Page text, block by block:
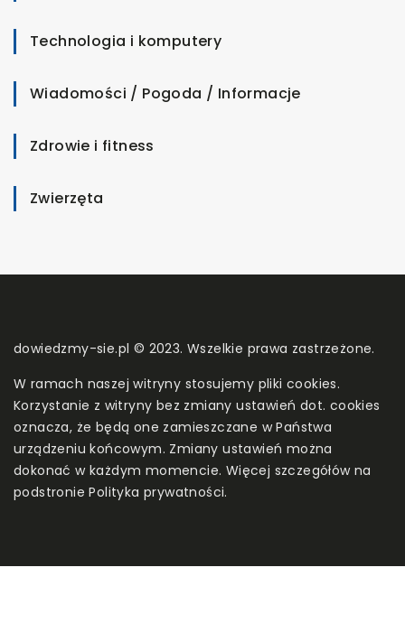
Technologia i komputery
Wiadomości / Pogoda / Informacje
Zdrowie i fitness
Zwierzęta
dowiedzmy-sie.pl © 2023. Wszelkie prawa zastrzeżone.
W ramach naszej witryny stosujemy pliki cookies.
Korzystanie z witryny bez zmiany ustawień dot. cookies
oznacza, że będą one zamieszczane w Państwa
urządzeniu końcowym. Zmiany ustawień można
dokonać w każdym momencie. Więcej szczegółów na
podstroniePolityka prywatności.